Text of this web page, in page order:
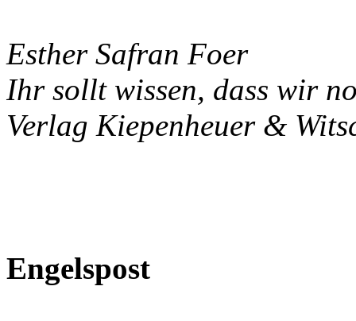
Esther Safran Foer
Ihr sollt wissen, dass wir
Verlag Kiepenheuer &
Engelspost